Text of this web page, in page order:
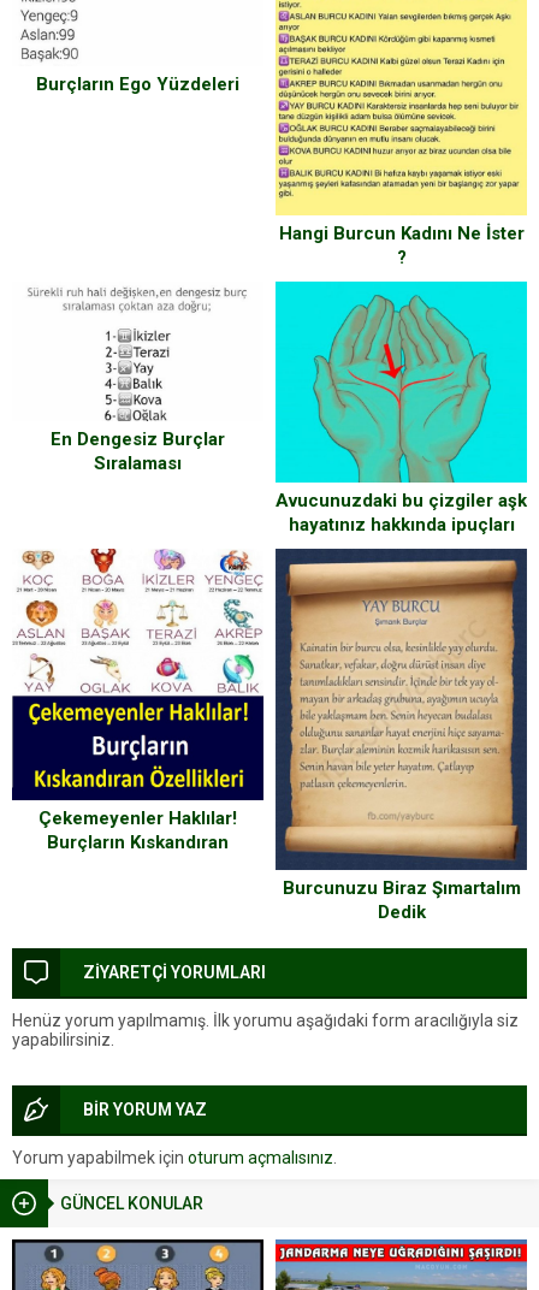
GÜNCEL KONULAR
Burçların Ego Yüzdeleri
Hangi Burcun Kadını Ne İster
?
En Dengesiz Burçlar
Sıralaması
Avucunuzdaki bu çizgiler aşk
hayatınız hakkında ipuçları
veriyor
Çekemeyenler Haklılar!
Burçların Kıskandıran
Burcunuzu Biraz Şımartalım
Dedik
ZİYARETÇİ YORUMLARI
Henüz yorum yapılmamış. İlk yorumu aşağıdaki form aracılığıyla siz
yapabilirsiniz.
BİR YORUM YAZ
Yorum yapabilmek için oturum açmalısınız.